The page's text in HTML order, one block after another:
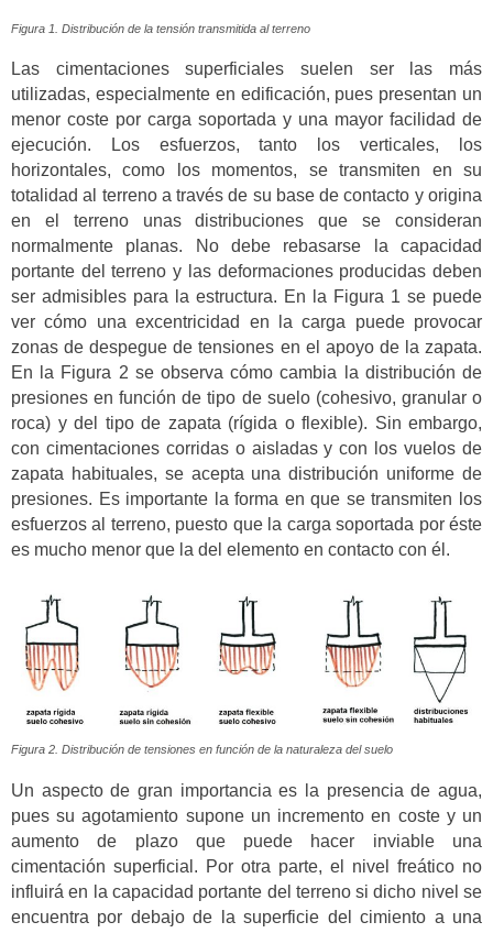
Figura 1. Distribución de la tensión transmitida al terreno
Las cimentaciones superficiales suelen ser las más
utilizadas, especialmente en edificación, pues presentan un
menor coste por carga soportada y una mayor facilidad de
ejecución. Los esfuerzos, tanto los verticales, los
horizontales, como los momentos, se transmiten en su
totalidad al terreno a través de su base de contacto y origina
en el terreno unas distribuciones que se consideran
normalmente planas. No debe rebasarse la capacidad
portante del terreno y las deformaciones producidas deben
ser admisibles para la estructura. En la Figura 1 se puede
ver cómo una excentricidad en la carga puede provocar
zonas de despegue de tensiones en el apoyo de la zapata.
En la Figura 2 se observa cómo cambia la distribución de
presiones en función de tipo de suelo (cohesivo, granular o
roca) y del tipo de zapata (rígida o flexible). Sin embargo,
con cimentaciones corridas o aisladas y con los vuelos de
zapata habituales, se acepta una distribución uniforme de
presiones. Es importante la forma en que se transmiten los
esfuerzos al terreno, puesto que la carga soportada por éste
es mucho menor que la del elemento en contacto con él.
Figura 2. Distribución de tensiones en función de la naturaleza del suelo
Un aspecto de gran importancia es la presencia de agua,
pues su agotamiento supone un incremento en coste y un
aumento de plazo que puede hacer inviable una
cimentación superficial. Por otra parte, el nivel freático no
influirá en la capacidad portante del terreno si dicho nivel se
encuentra por debajo de la superficie del cimiento a una